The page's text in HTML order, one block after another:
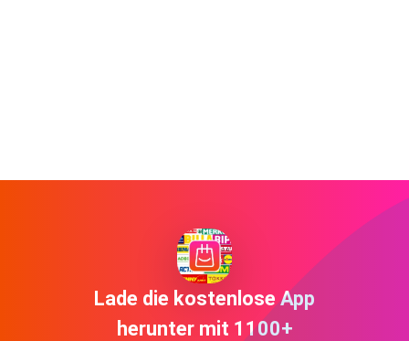
Lade die kostenlose App
herunter mit 1100+